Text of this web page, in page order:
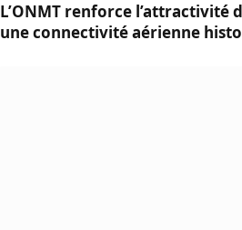
L’ONMT renforce l’attractivité
une connectivité aérienne